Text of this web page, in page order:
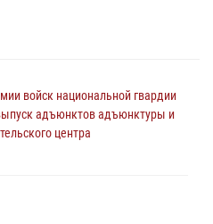
войск национальной гвардии
адъюнктов адъюнктуры и
центра